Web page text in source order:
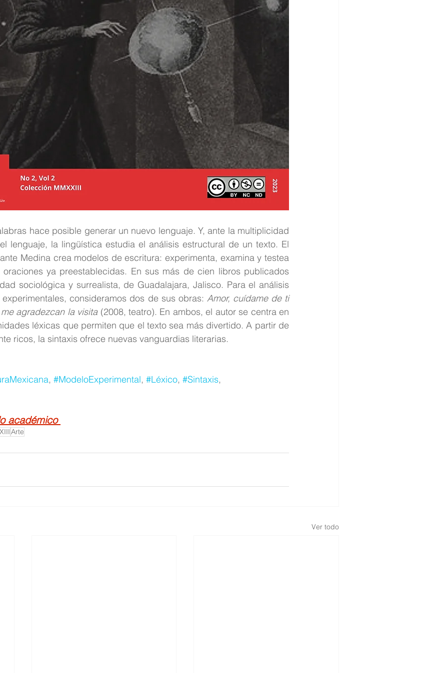
hace posible generar un nuevo lenguaje. Y, ante la multiplicidad
lenguaje, la lingüística estudia el análisis estructural de un texto. El
Medina crea modelos de escritura: experimenta, examina y testea
ya preestablecidas. En sus más de cien libros publicados
sociológica y surrealista, de Guadalajara, Jalisco. Para el análisis
consideramos dos de sus obras: Amor, cuídame de ti
agradezcan la visita (2008, teatro). En ambos, el autor se centra en
léxicas que permiten que el texto sea más divertido. A partir de
ricos, la sintaxis ofrece nuevas vanguardias literarias.
, #ModeloExperimental, #Léxico, #Sintaxis,
académico
Arte
Ver todo